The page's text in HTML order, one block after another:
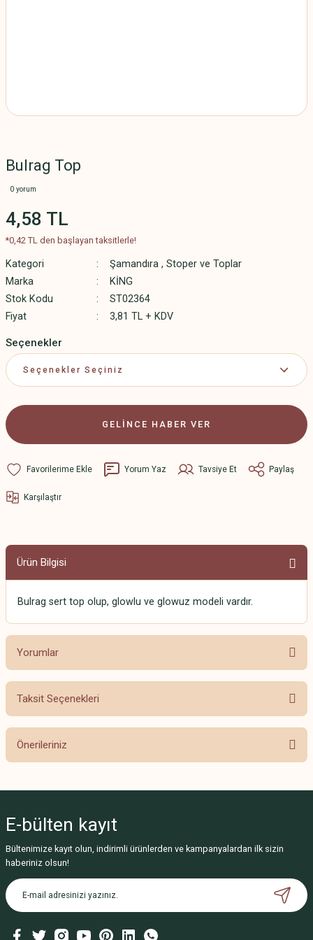
Bulrag Top
0 yorum
4,58 TL
*0,42 TL den başlayan taksitlerle!
Kategori
Şamandıra , Stoper ve Toplar
Marka
KİNG
Stok Kodu
ST02364
Fiyat
3,81 TL + KDV
Seçenekler
GELİNCE HABER VER
Yorum Yaz Tavsiye Et Paylaş
Karşılaştır
Ürün Bilgisi
Bulrag sert top olup, glowlu ve glowuz modeli vardır.
Yorumlar
Bu ürüne ilk yorumu siz yapın!
Taksit Seçenekleri
Önerileriniz
Görüş ve önerileriniz için teşekkür ederiz.
Ürün resmi kalitesiz, bozuk veya görüntülenemiyor.
Ürün açıklamasında eksik bilgiler bulunuyor.
Ürün bilgilerinde hatalar bulunuyor.
Bu ürüne benzer farklı alternatifler olmalı.
E-bülten kayıt
Bültenimize kayıt olun, indirimli ürünlerden ve kampanyalardan ilk sizin
haberiniz olsun!